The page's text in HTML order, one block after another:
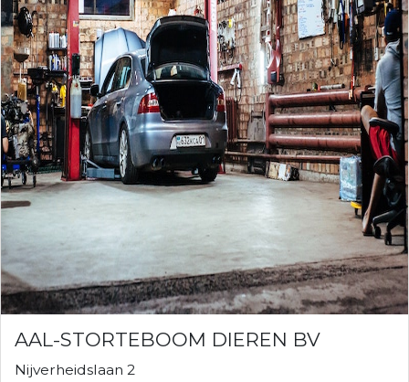
AAL-STORTEBOOM DIEREN BV
Nijverheidslaan 2